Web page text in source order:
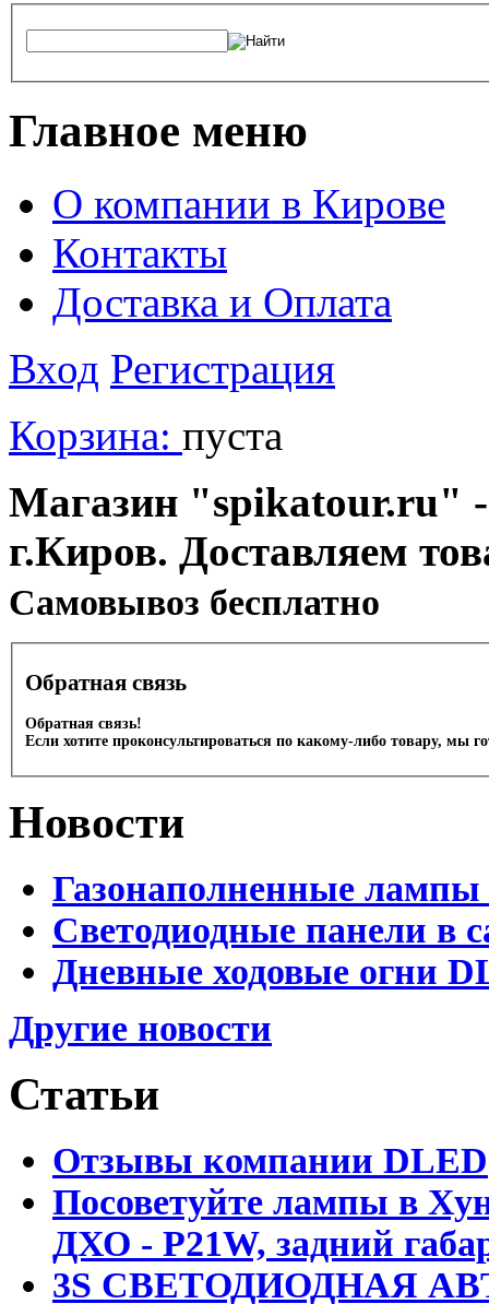
Главное меню
О компании в Кирове
Контакты
Доставка и Оплата
Вход Регистрация
Корзина: пуста
Магазин "spikatour.ru" -
г.Киров. Доставляем
Cамовывоз бесплатно
Обратная связь
Обратная связь!
Если хотите проконсультироваться по какому-либо товару, мы
Новости
Газонаполненные
Светодиодные панели в
Дневные ходовые огни
Другие новости
Статьи
Отзывы компании DLED
Посоветуйте лампы в
ДХО - P21W, задний
3S СВЕТОДИОДНАЯ